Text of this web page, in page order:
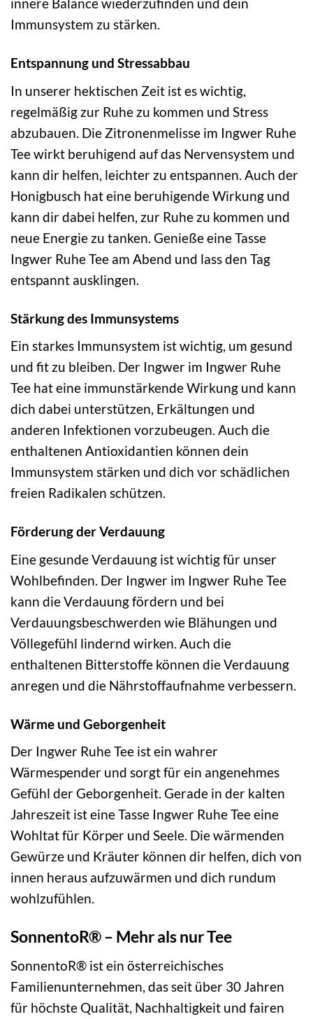
innere Balance wiederzufinden und dein
Immunsystem zu stärken.
Entspannung und Stressabbau
In unserer hektischen Zeit ist es wichtig,
regelmäßig zur Ruhe zu kommen und Stress
abzubauen. Die Zitronenmelisse im Ingwer Ruhe
Tee wirkt beruhigend auf das Nervensystem und
kann dir helfen, leichter zu entspannen. Auch der
Honigbusch hat eine beruhigende Wirkung und
kann dir dabei helfen, zur Ruhe zu kommen und
neue Energie zu tanken. Genieße eine Tasse
Ingwer Ruhe Tee am Abend und lass den Tag
entspannt ausklingen.
Stärkung des Immunsystems
Ein starkes Immunsystem ist wichtig, um gesund
und fit zu bleiben. Der Ingwer im Ingwer Ruhe
Tee hat eine immunstärkende Wirkung und kann
dich dabei unterstützen, Erkältungen und
anderen Infektionen vorzubeugen. Auch die
enthaltenen Antioxidantien können dein
Immunsystem stärken und dich vor schädlichen
freien Radikalen schützen.
Förderung der Verdauung
Eine gesunde Verdauung ist wichtig für unser
Wohlbefinden. Der Ingwer im Ingwer Ruhe Tee
kann die Verdauung fördern und bei
Verdauungsbeschwerden wie Blähungen und
Völlegefühl lindernd wirken. Auch die
enthaltenen Bitterstoffe können die Verdauung
anregen und die Nährstoffaufnahme verbessern.
Wärme und Geborgenheit
Der Ingwer Ruhe Tee ist ein wahrer
Wärmespender und sorgt für ein angenehmes
Gefühl der Geborgenheit. Gerade in der kalten
Jahreszeit ist eine Tasse Ingwer Ruhe Tee eine
Wohltat für Körper und Seele. Die wärmenden
Gewürze und Kräuter können dir helfen, dich von
innen heraus aufzuwärmen und dich rundum
wohlzufühlen.
SonnentoR® – Mehr als nur Tee
SonnentoR® ist ein österreichisches
Familienunternehmen, das seit über 30 Jahren
für höchste Qualität, Nachhaltigkeit und fairen